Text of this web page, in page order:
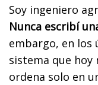
Soy ingeniero
Nunca escribí
embargo, en los
sistema que hoy
ordena solo en